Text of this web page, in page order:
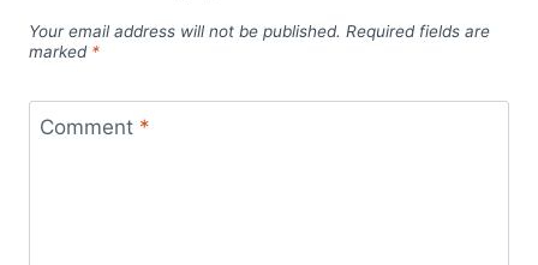
Your email address will not be published. Required fields are
marked *
Comment *